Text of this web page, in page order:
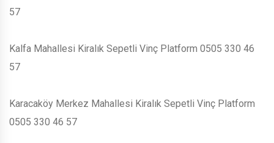
57
Kalfa Mahallesi Kiralık Sepetli Vinç Platform 0505 330 46
57
Karacaköy Merkez Mahallesi Kiralık Sepetli Vinç Platform
0505 330 46 57